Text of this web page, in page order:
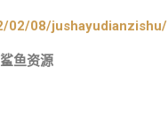
02/08/jushayudianzishu/
鱼资源